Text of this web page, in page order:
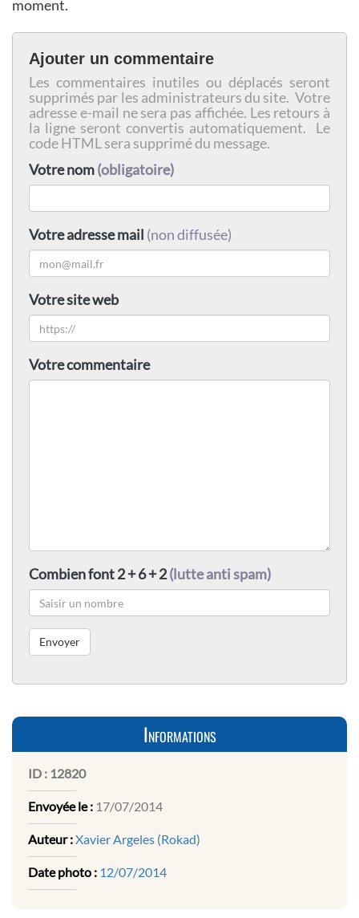
moment.
Ajouter un commentaire
Les commentaires inutiles ou déplacés seront
supprimés par les administrateurs du site. Votre
adresse e-mail ne sera pas affichée. Les retours à
la ligne seront convertis automatiquement. Le
code HTML sera supprimé du message.
Votre nom(obligatoire)
Votre adresse mail (non diffusée)
Votre site web
Votre commentaire
Combien font 2 + 6 + 2(lutte anti spam)
Informations
ID : 12820
Envoyée le : 17/07/2014
Auteur :Xavier Argeles (Rokad)
Date photo : 12/07/2014